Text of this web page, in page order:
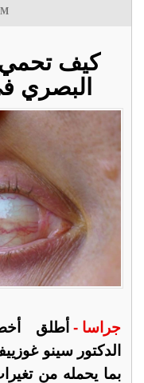
كيف تحمي
البصري
جراسا - أطلق
الدكتور سينو
بما يحمله من